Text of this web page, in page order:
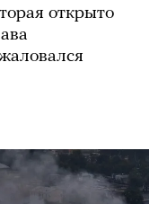
открыто